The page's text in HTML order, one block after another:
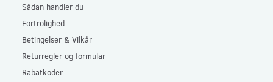
Sådan handler du
Fortrolighed
Betingelser & Vilkår
Returregler og formular
Rabatkoder